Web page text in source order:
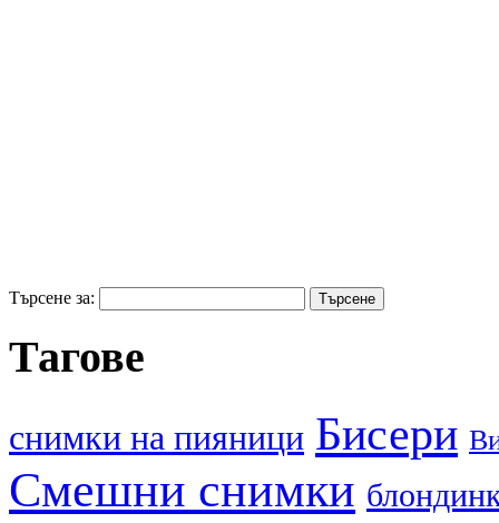
Търсене за:
Тагове
cнимки на пияници Бисери
Смешни снимки